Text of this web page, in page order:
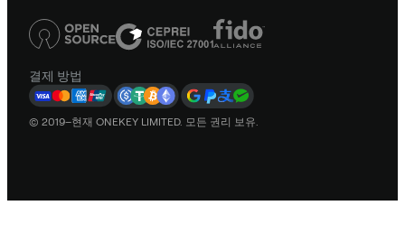
결제 방법
© 2019–현재 ONEKEY LIMITED. 모든 권리 보유.